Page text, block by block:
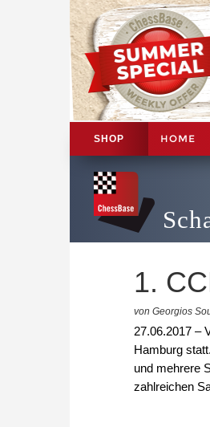
SHOP HOME
1.
von Georgios
27.06.2017 –
Hamburg
und mehrere
zahlreichen